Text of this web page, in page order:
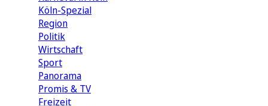
Köln-Spezial
Region
Politik
Wirtschaft
Sport
Panorama
Promis & TV
Freizeit